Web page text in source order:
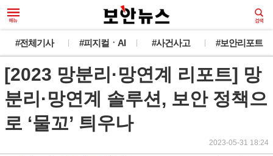
#전체기사 #피지컬ㆍAI #사건사고 #보안리포트
[2023 망분리·망연계 리포트] 망
분리·망연계 솔루션, 보안 정책으
로 ‘물꼬’ 틔우나
2023-05-31 18:24